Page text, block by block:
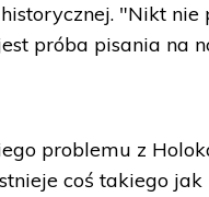
"Nikt nie
próba pisania na
problemu z
coś takiego jak